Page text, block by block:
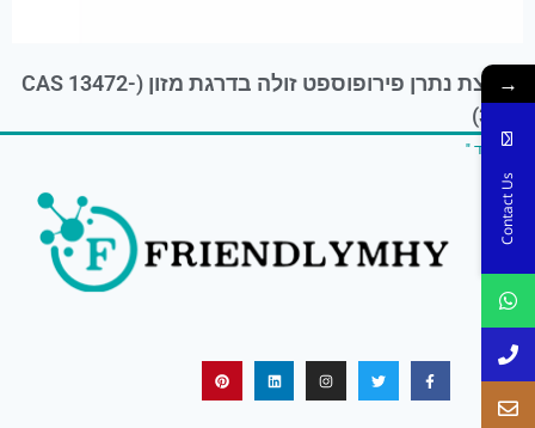
חומצת נתרן פירופוספט זולה בדרגת מזון (CAS 13472-
36-1)
קרא עוד "
→
Contact Us